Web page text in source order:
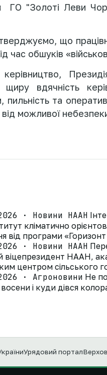
ГО "Золоті Леви
що
час обшуків
щиру вдячність
пильність та
можливої
· Новини НААН
кліматично
від програми
· Новини НААН
віцепрезидент НААН,
центром сільського
· Агроновини Не
восени і куди дівся
Урядовий портал